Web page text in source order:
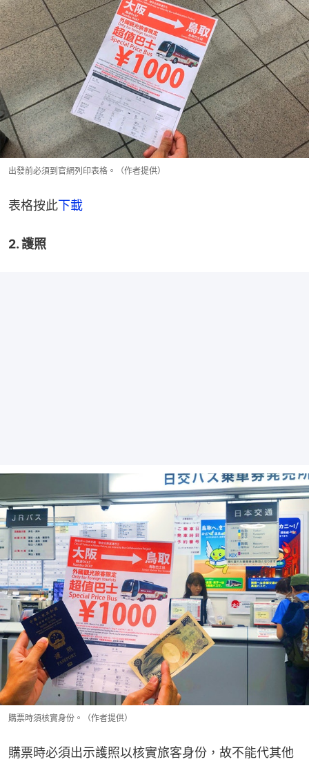
出發前必須到官網列印表格。（作者提供）
表格按此下載
2. 護照
購票時須核實身份。（作者提供）
購票時必須出示護照以核實旅客身份，故不能代其他